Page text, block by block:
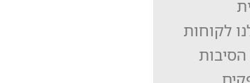
לקוחות